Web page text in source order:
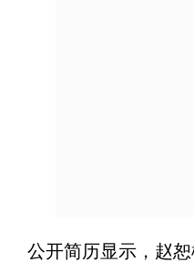
公开简历显示，赵恕